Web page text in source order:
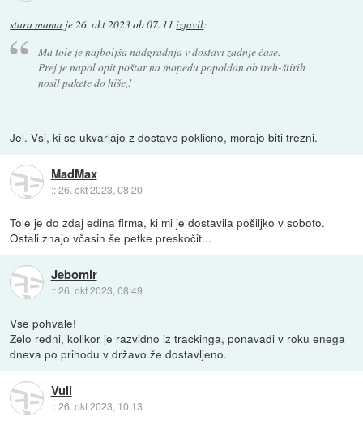
stara mama je26. okt 2023 ob 07:11 izjavil:
Ma tole je najboljša nadgradnja v dostavi zadnje čase.
Prej je napol opit poštar na mopedu popoldan ob treh-štirih
nosil pakete do hiše,!
Jel. Vsi, ki se ukvarjajo z dostavo poklicno, morajo biti trezni.
MadMax
::26. okt 2023, 08:20
Tole je do zdaj edina firma, ki mi je dostavila pošiljko v soboto.
Ostali znajo včasih še petke preskočit...
Jebomir
::26. okt 2023, 08:49
Vse pohvale!
Zelo redni, kolikor je razvidno iz trackinga, ponavadi v roku enega
dneva po prihodu v državo že dostavljeno.
Vuli
::26. okt 2023, 10:13